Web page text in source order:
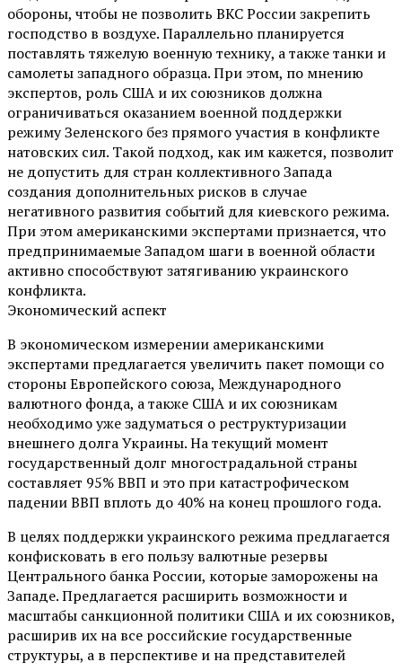
обороны, чтобы не позволить ВКС России закрепить
господство в воздухе. Параллельно планируется
поставлять тяжелую военную технику, а также танки и
самолеты западного образца. При этом, по мнению
экспертов, роль США и их союзников должна
ограничиваться оказанием военной поддержки
режиму Зеленского без прямого участия в конфликте
натовских сил. Такой подход, как им кажется, позволит
не допустить для стран коллективного Запада
создания дополнительных рисков в случае
негативного развития событий для киевского режима.
При этом американскими экспертами признается, что
предпринимаемые Западом шаги в военной области
активно способствуют затягиванию украинского
конфликта.
Экономический аспект
В экономическом измерении американскими
экспертами предлагается увеличить пакет помощи со
стороны Европейского союза, Международного
валютного фонда, а также США и их союзникам
необходимо уже задуматься о реструктуризации
внешнего долга Украины. На текущий момент
государственный долг многострадальной страны
составляет 95% ВВП и это при катастрофическом
падении ВВП вплоть до 40% на конец прошлого года.
В целях поддержки украинского режима предлагается
конфисковать в его пользу валютные резервы
Центрального банка России, которые заморожены на
Западе. Предлагается расширить возможности и
масштабы санкционной политики США и их союзников,
расширив их на все российские государственные
структуры, а в перспективе и на представителей